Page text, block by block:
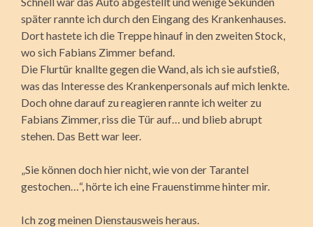
später rannte ich durch den Eingang des Krankenhauses.
Dort hastete ich die Treppe hinauf in den zweiten Stock,
wo sich Fabians Zimmer befand.
Die Flurtür knallte gegen die Wand, als ich sie aufstieß,
was das Interesse des Krankenpersonals auf mich lenkte.
Doch ohne darauf zu reagieren rannte ich weiter zu
Fabians Zimmer, riss die Tür auf… und blieb abrupt
stehen. Das Bett war leer.
„Sie können doch hier nicht, wie von der Tarantel
gestochen…“, hörte ich eine Frauenstimme hinter mir.
Ich zog meinen Dienstausweis heraus.